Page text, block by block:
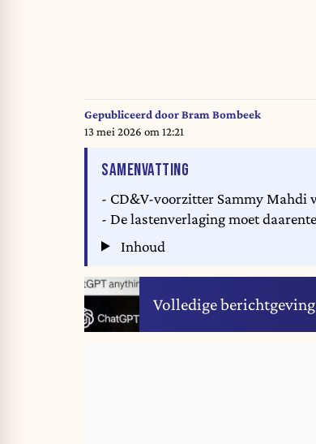
Gepubliceerd doorBram Bombeek
13 mei 2026 om 12:21
SAMENVATTING
- CD&V-voorzitter Sammy Mahdi
- De lastenverlaging moet
Inhoud
Volledige